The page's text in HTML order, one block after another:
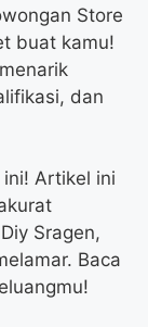
Store
buat kamu!
dan
Artikel ini
Sragen,
Baca